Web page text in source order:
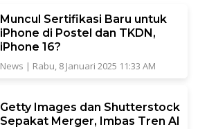
Muncul Sertifikasi Baru untuk
iPhone di Postel dan TKDN,
iPhone 16?
News | Rabu, 8 Januari 2025 11:33 AM
Getty Images dan Shutterstock
Sepakat Merger, Imbas Tren AI